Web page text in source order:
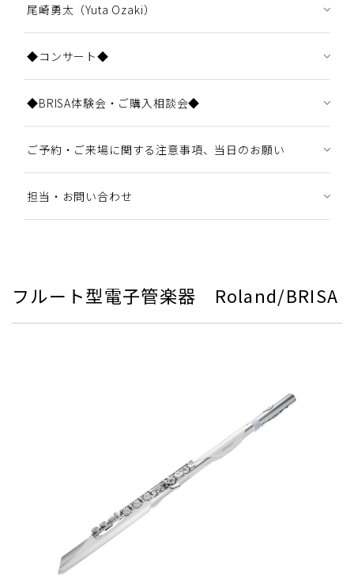
尾崎勇太（Yuta Ozaki）
◆コンサート◆
◆BRISA体験会・ご購入相談会◆
ご予約・ご来場に関する注意事項、当日のお願い
担当・お問い合わせ
フルート型電子管楽器 Roland/BRISA